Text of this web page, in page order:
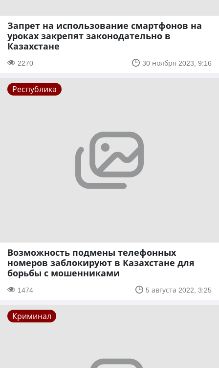
Запрет на использование смартфонов на
уроках закрепят законодательно в
Казахстане
2270 30 ноября 2023, 9:16
Республика
Возможность подмены телефонных
номеров заблокируют в Казахстане для
борьбы с мошенниками
1474 5 августа 2022, 3:25
Криминал